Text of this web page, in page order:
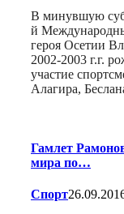
В минувшую
й
героя Осетии
2002-2003 г.г.
участие
Алагира,
Гамлет
мира по…
Спорт